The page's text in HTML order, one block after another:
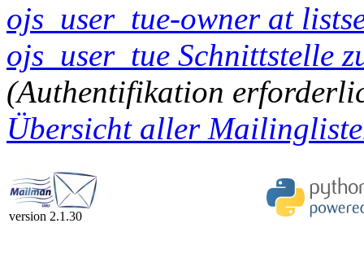
ojs_user_tue-owner at
ojs_user_tue Schnittstelle
(Authentifikation
Übersicht aller
version 2.1.30